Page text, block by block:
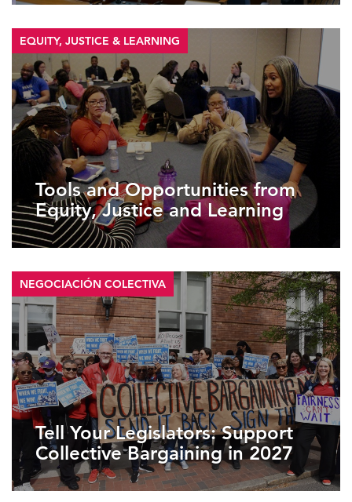
EQUITY, JUSTICE & LEARNING
Tools and Opportunities from
Equity, Justice and Learning
NEGOCIACIÓN COLECTIVA
Tell Your Legislators: Support
Collective Bargaining in 2027